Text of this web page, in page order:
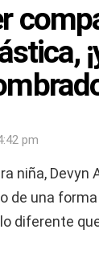
pm
niña,
de una
diferente